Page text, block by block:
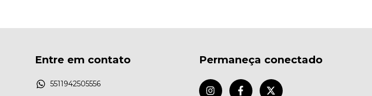
Entre em contato
5511942505556
Permaneça conectado